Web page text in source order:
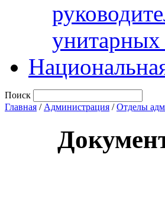
Поиск
Главная / Администрация /Отделы